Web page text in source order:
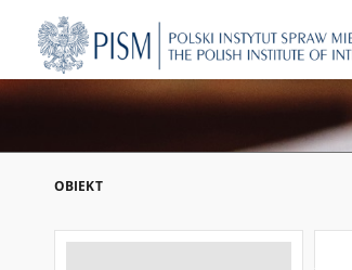
OBIEKT